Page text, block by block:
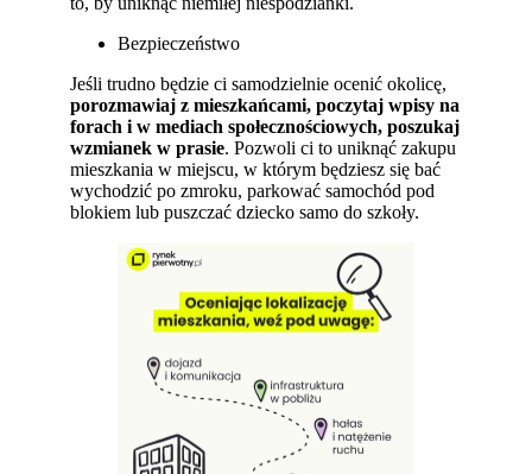
Bezpieczeństwo
Jeśli trudno będzie ci samodzielnie ocenić okolicę,
porozmawiaj z mieszkańcami, poczytaj wpisy na
forach i w mediach społecznościowych, poszukaj
wzmianek w prasie. Pozwoli ci to uniknąć zakupu
mieszkania w miejscu, w którym będziesz się bać
wychodzić po zmroku, parkować samochód pod
blokiem lub puszczać dziecko samo do szkoły.